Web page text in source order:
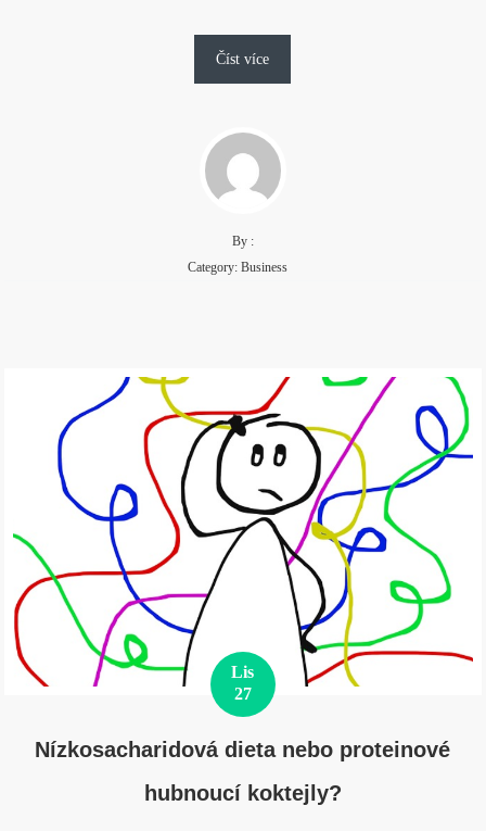
Číst více
By :
Category: Business
Lis
27
Nízkosacharidová dieta nebo proteinové
hubnoucí koktejly?